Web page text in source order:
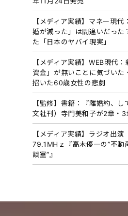
【メディア実績】マネー現
婚が減った」は間違いだった
た「日本のヤバイ現実」
【メディア実績】WEB現代
資金」が無いことに気づいた
招いた60歳女性の悲劇
【監修】書籍：『離婚約、
文社刊）寺門美和子が2章・3
【メディア実績】ラジオ出
79.1MHｚ『高木優一の”不動
談室”』